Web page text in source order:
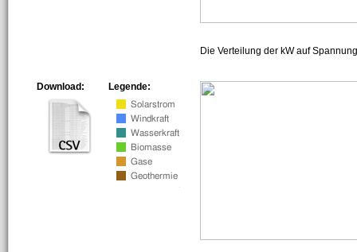
Die Verteilung der kW auf
Legende:
Download: